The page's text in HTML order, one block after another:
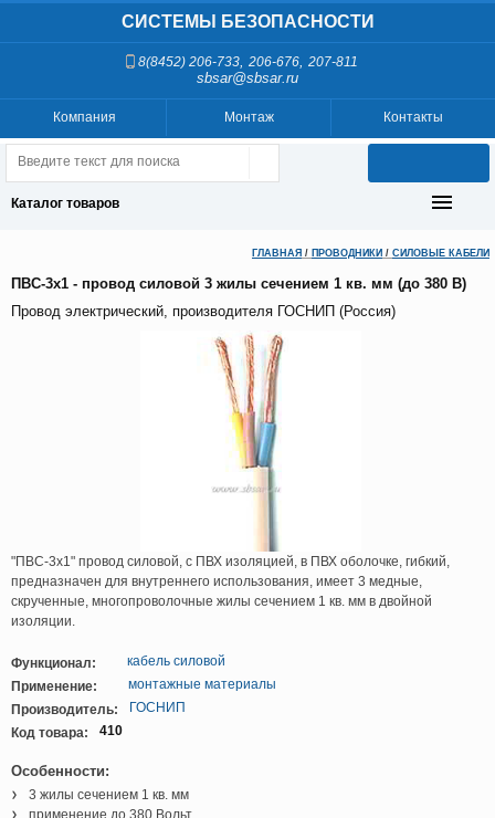
СИСТЕМЫ БЕЗОПАСНОСТИ
8(8452) 206-733, 206-676, 207-811
sbsar@sbsar.ru
Контакты
Монтаж
Компания
Каталог товаров
ГЛАВНАЯ / ПРОВОДНИКИ / СИЛОВЫЕ КАБЕЛИ
ПВС-3х1 - провод силовой 3 жилы сечением 1 кв. мм (до 380 В)
Провод электрический, производителя ГОСНИП (Россия)
"ПВС-3х1" провод силовой, с ПВХ изоляцией, в ПВХ оболочке, гибкий,
предназначен для внутреннего использования, имеет 3 медные,
скрученные, многопроволочные жилы сечением 1 кв. мм в двойной
изоляции.
Функционал:
кабель силовой
Применение:
монтажные материалы
Производитель:
ГОСНИП
Код товара:
410
Особенности:
3 жилы сечением 1 кв. мм
применение до 380 Вольт